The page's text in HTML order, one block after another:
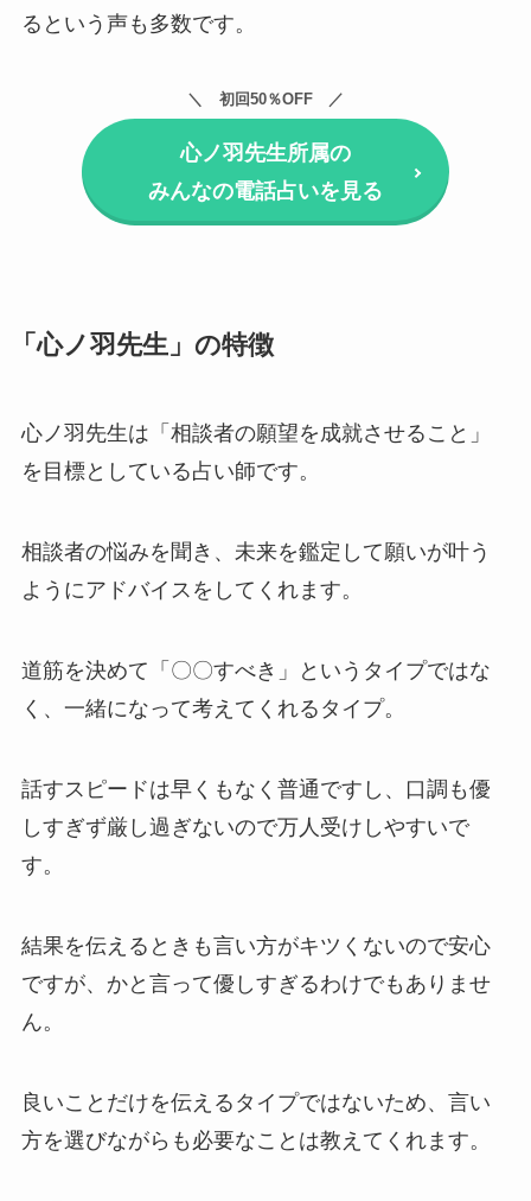
るという声も多数です。
初回50％OFF
心ノ羽先生所属の
みんなの電話占いを見る
「心ノ羽先生」の特徴
心ノ羽先生は「相談者の願望を成就させること」
を目標としている占い師です。
相談者の悩みを聞き、未来を鑑定して願いが叶う
ようにアドバイスをしてくれます。
道筋を決めて「〇〇すべき」というタイプではな
く、一緒になって考えてくれるタイプ。
話すスピードは早くもなく普通ですし、口調も優
しすぎず厳し過ぎないので万人受けしやすいで
す。
結果を伝えるときも言い方がキツくないので安心
ですが、かと言って優しすぎるわけでもありませ
ん。
良いことだけを伝えるタイプではないため、言い
方を選びながらも必要なことは教えてくれます。